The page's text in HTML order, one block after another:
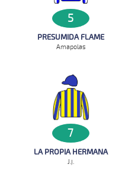
5
PRESUMIDA FLAME
Amapolas
7
LA PROPIA HERMANA
J.j.